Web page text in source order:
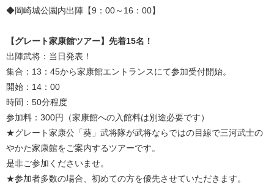
◆岡崎城公園内出陣【9：00～16：00】
【グレート家康館ツアー】先着15名！
出陣武将：当日発表！
集合：13：45から家康館エントランスにて参加受付開始。
開始：14：00
時間：50分程度
参加料：300円（家康館への入館料は別途必要です）
★グレート家康公「葵」武将隊が武将ならではの目線で三河武士の
やかた家康館をご案内するツアーです。
是非ご参加くださいませ。
★参加者多数の場合、初めての方を優先させていただきます。